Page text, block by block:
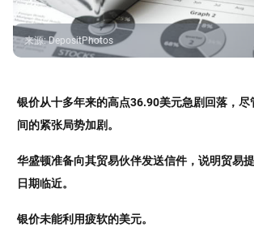
来源:DepositPhotos
银价从十多年来的高点36.90美元急剧回落，尽
间的紧张局势加剧。
华盛顿准备向其贸易伙伴发送信件，说明贸易
日期临近。
银价未能利用疲软的美元。